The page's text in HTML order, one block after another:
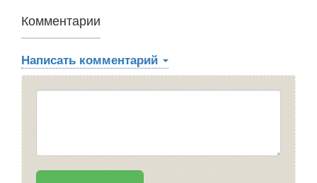
Комментарии
Написать комментарий